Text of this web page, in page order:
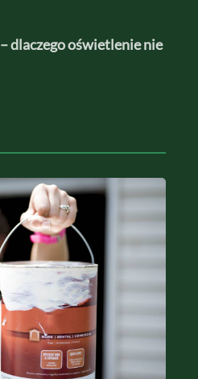
dlaczego oświetlenie nie